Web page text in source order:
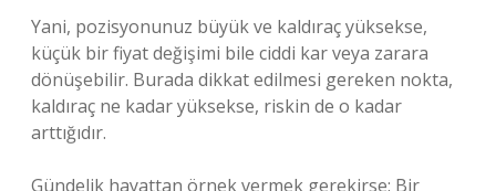
Yani, pozisyonunuz büyük ve kaldıraç yüksekse,
küçük bir fiyat değişimi bile ciddi kar veya zarara
dönüşebilir. Burada dikkat edilmesi gereken nokta,
kaldıraç ne kadar yüksekse, riskin de o kadar
arttığıdır.
Gündelik hayattan örnek vermek gerekirse: Bir